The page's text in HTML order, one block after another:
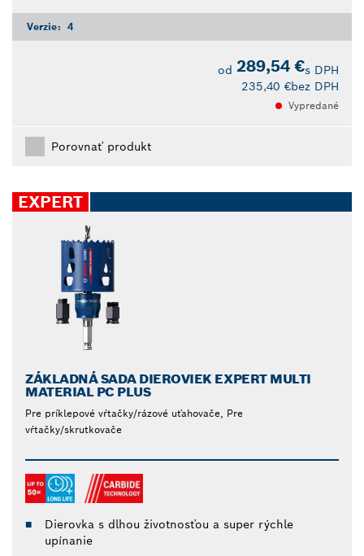
Verzie: 4
od 289,54 €s DPH
235,40 €bez DPH
Vypredané
Porovnať produkt
EXPERT
ZÁKLADNÁ SADA DIEROVIEK EXPERT MULTI
MATERIAL PC PLUS
Pre príklepové vŕtačky/rázové uťahovače, Pre
vŕtačky/skrutkovače
Dierovka s dlhou životnosťou a super rýchle
upínanie